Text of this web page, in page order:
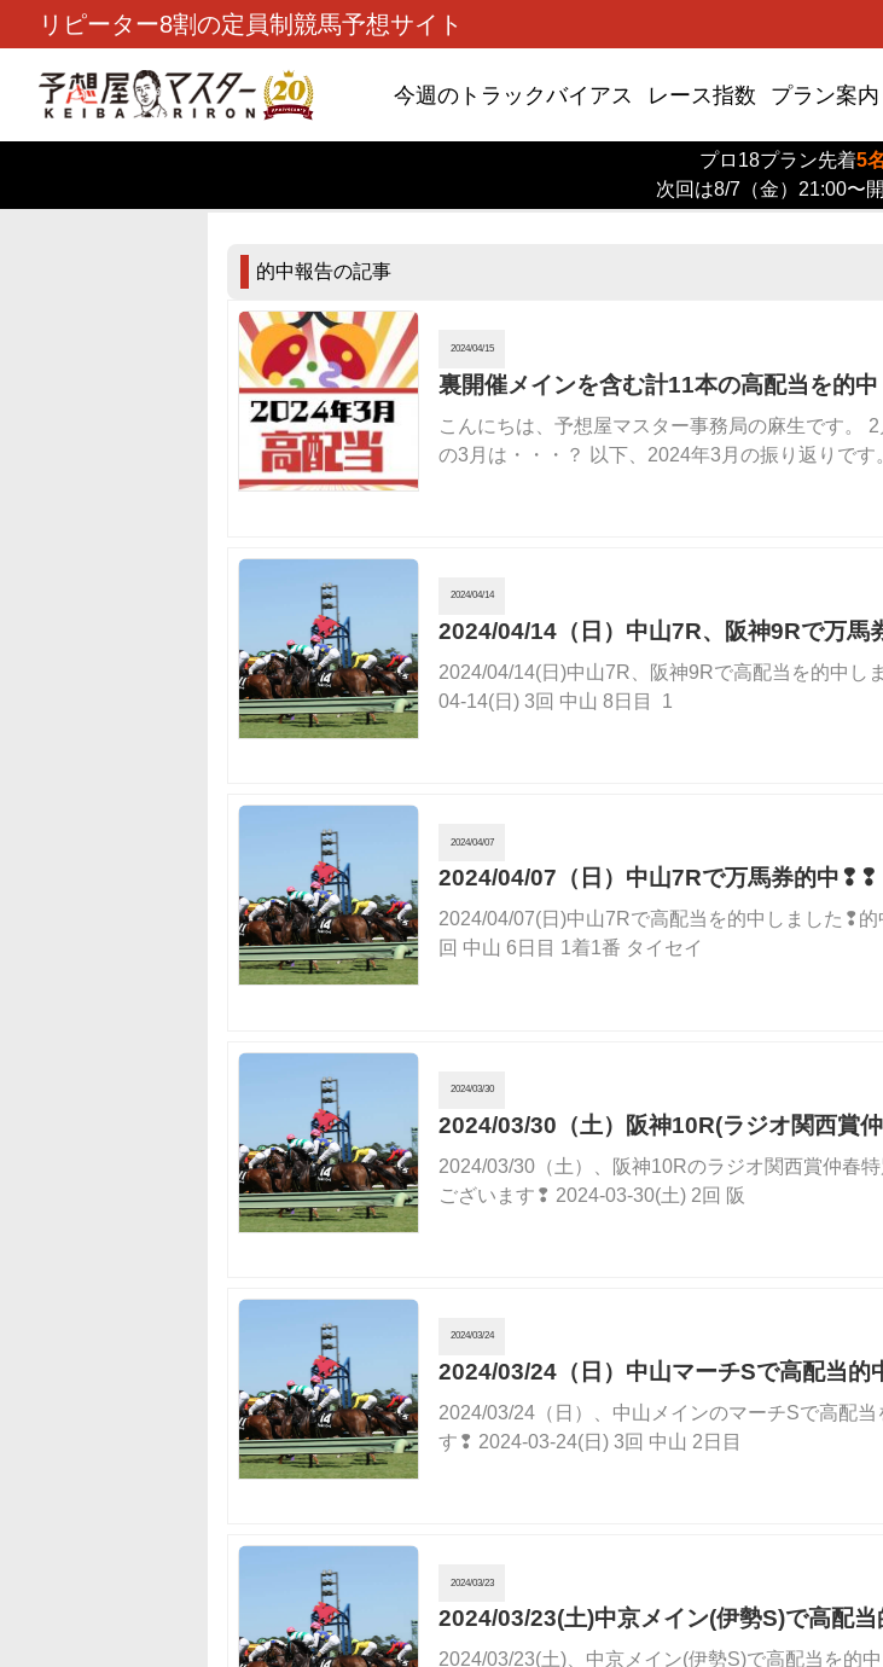
リピーター8割の定員制競馬予想サイト
今週のトラックバイアス レース指数 プラン案内
プロ18プラン先着5名
次回は8/7（金）21:00〜
的中報告の記事
2024/04/15
裏開催メインを含む計11本の高配当を的中
こんにちは、予想屋マスター事務局の麻生です。
の3月は・・・？ 以下、2024年3月の振り返りです
2024/04/14
2024/04/14（日）中山7R、阪神9Rで万馬
2024/04/14(日)中山7R、阪神9Rで高配当を的中
04-14(日) 3回 中山 8日目 1
2024/04/07
2024/04/07（日）中山7Rで万馬券的中❢❢
2024/04/07(日)中山7Rで高配当を的中しました❢
回 中山 6日目 1着1番 タイセイ
2024/03/30
2024/03/30（土）阪神10R(ラジオ関西賞
2024/03/30（土）、阪神10Rのラジオ関西賞仲春
ございます❢ 2024-03-30(土) 2回 阪
2024/03/24
2024/03/24（日）中山マーチSで高配当
2024/03/24（日）、中山メインのマーチSで高配
す❢ 2024-03-24(日) 3回 中山 2日目
2024/03/23
2024/03/23(土)中京メイン(伊勢S)で高配
2024/03/23(土)、中京メイン(伊勢S)で高配当を的